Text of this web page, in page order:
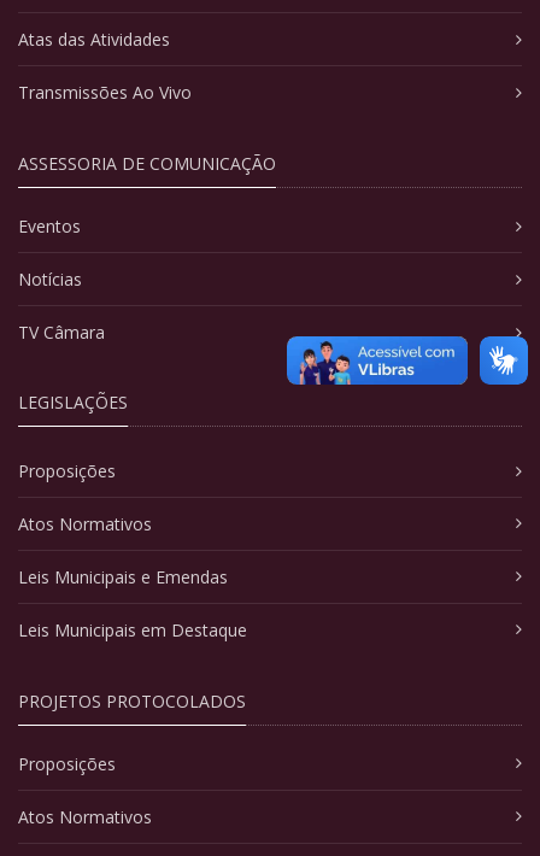
Atas das Atividades
Transmissões Ao Vivo
ASSESSORIA DE COMUNICAÇÃO
Eventos
Notícias
TV Câmara
LEGISLAÇÕES
Proposições
Atos Normativos
Leis Municipais e Emendas
Leis Municipais em Destaque
PROJETOS PROTOCOLADOS
Proposições
Atos Normativos